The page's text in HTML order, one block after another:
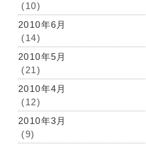
(10)
2010年6月
(14)
2010年5月
(21)
2010年4月
(12)
2010年3月
(9)